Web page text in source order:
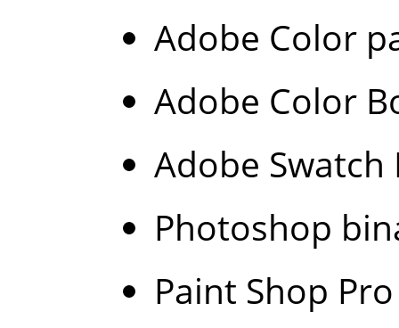
Adobe Color
Adobe Color
Adobe Swatch
Photoshop
Paint Shop